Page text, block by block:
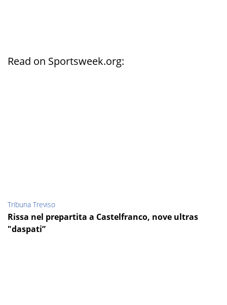
Read on Sportsweek.org:
Tribuna Treviso
Rissa nel prepartita a Castelfranco, nove ultras
"daspati”